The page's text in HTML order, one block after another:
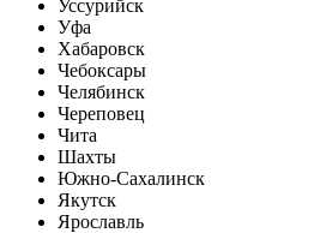
Уссурийск
Уфа
Хабаровск
Чебоксары
Челябинск
Череповец
Чита
Шахты
Южно-Сахалинск
Якутск
Ярославль